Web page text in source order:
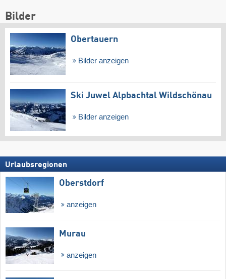
Bilder
Obertauern
Bilder anzeigen
Ski Juwel Alpbachtal Wildschönau
Bilder anzeigen
Urlaubsregionen
Oberstdorf
anzeigen
Murau
anzeigen